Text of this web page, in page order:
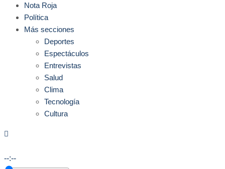
Nota Roja
Política
Más secciones
Deportes
Espectáculos
Entrevistas
Salud
Clima
Tecnología
Cultura
--:--